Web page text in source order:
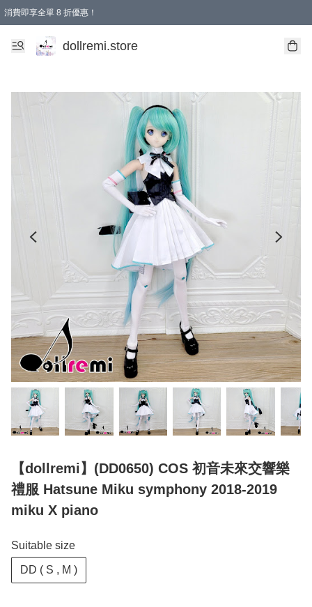
消費即享全單 8 折優惠！
購物滿 HKD 1500.00即享免運費優惠！（適用於 本地送貨、本地取貨、國際送貨 )
dollremi.store
【dollremi】(DD0650) COS 初音未來交響樂
禮服 Hatsune Miku symphony 2018-2019
miku X piano
Suitable size
DD ( S , M )